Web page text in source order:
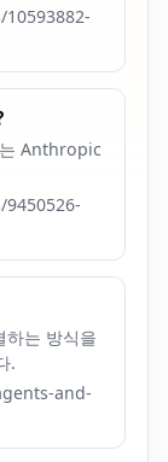
Anthropic
하는 방식을
.
and-